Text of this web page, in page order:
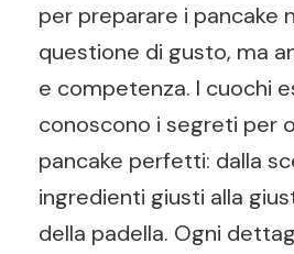
per preparare i pancake
questione di gusto, ma
e competenza. I cuochi
conoscono i segreti per
pancake perfetti: dalla
ingredienti giusti alla
della padella. Ogni